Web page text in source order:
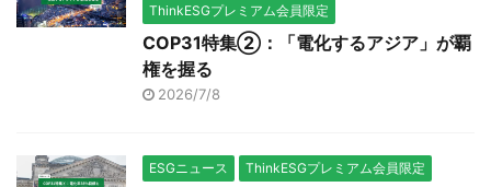
ThinkESGプレミアム会員限定
COP31特集②：「電化するアジア」が覇
権を握る
2026/7/8
ESGニュース ThinkESGプレミアム会員限定